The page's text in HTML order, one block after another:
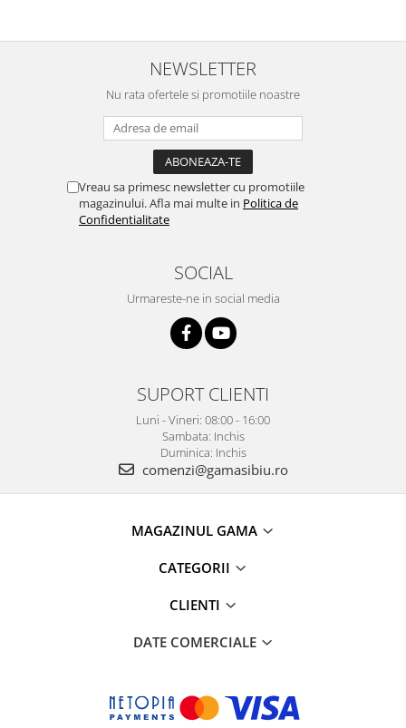
NEWSLETTER
Nu rata ofertele si promotiile noastre
Vreau sa primesc newsletter cu promotiile
magazinului. Afla mai multe in Politica de
Confidentialitate
SOCIAL
Urmareste-ne in social media
SUPORT CLIENTI
Luni - Vineri: 08:00 - 16:00
Sambata: Inchis
Duminica: Inchis
comenzi@gamasibiu.ro
MAGAZINUL GAMA
CATEGORII
CLIENTI
DATE COMERCIALE